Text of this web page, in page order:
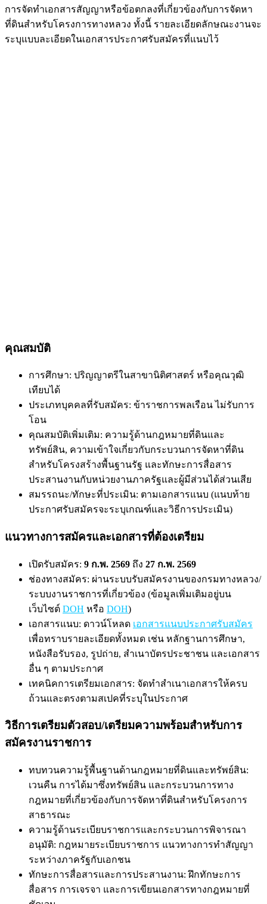
การจัดทำเอกสารสัญญาหรือข้อตกลงที่เกี่ยวข้องกับการจัดหา
ที่ดินสำหรับโครงการทางหลวง ทั้งนี้ รายละเอียดลักษณะงานจะ
ระบุแบบละเอียดในเอกสารประกาศรับสมัครที่แนบไว้
คุณสมบัติ
การศึกษา: ปริญญาตรีในสาขานิติศาสตร์ หรือคุณวุฒิ
เทียบได้
ประเภทบุคคลที่รับสมัคร: ข้าราชการพลเรือน ไม่รับการ
โอน
คุณสมบัติเพิ่มเติม: ความรู้ด้านกฎหมายที่ดินและ
ทรัพย์สิน, ความเข้าใจเกี่ยวกับกระบวนการจัดหาที่ดิน
สำหรับโครงสร้างพื้นฐานรัฐ และทักษะการสื่อสาร
ประสานงานกับหน่วยงานภาครัฐและผู้มีส่วนได้ส่วนเสีย
สมรรถนะ/ทักษะที่ประเมิน: ตามเอกสารแนบ (แนบท้าย
ประกาศรับสมัครจะระบุเกณฑ์และวิธีการประเมิน)
แนวทางการสมัครและเอกสารที่ต้องเตรียม
เปิดรับสมัคร: 9 ก.พ. 2569 ถึง 27 ก.พ. 2569
ช่องทางสมัคร: ผ่านระบบรับสมัครงานของกรมทางหลวง/
ระบบงานราชการที่เกี่ยวข้อง (ข้อมูลเพิ่มเติมอยู่บน
เว็บไซต์ DOH หรือ DOH)
เอกสารแนบ: ดาวน์โหลด เอกสารแนบประกาศรับสมัคร
เพื่อทราบรายละเอียดทั้งหมด เช่น หลักฐานการศึกษา,
หนังสือรับรอง, รูปถ่าย, สำเนาบัตรประชาชน และเอกสาร
อื่น ๆ ตามประกาศ
เทคนิคการเตรียมเอกสาร: จัดทำสำเนาเอกสารให้ครบ
ถ้วนและตรงตามสเปคที่ระบุในประกาศ
วิธีการเตรียมตัวสอบ/เตรียมความพร้อมสำหรับการ
สมัครงานราชการ
ทบทวนความรู้พื้นฐานด้านกฎหมายที่ดินและทรัพย์สิน:
เวนคืน การได้มาซึ่งทรัพย์สิน และกระบวนการทาง
กฎหมายที่เกี่ยวข้องกับการจัดหาที่ดินสำหรับโครงการ
สาธารณะ
ความรู้ด้านระเบียบราชการและกระบวนการพิจารณา
อนุมัติ: กฎหมายระเบียบราชการ แนวทางการทำสัญญา
ระหว่างภาครัฐกับเอกชน
ทักษะการสื่อสารและการประสานงาน: ฝึกทักษะการ
สื่อสาร การเจรจา และการเขียนเอกสารทางกฎหมายที่